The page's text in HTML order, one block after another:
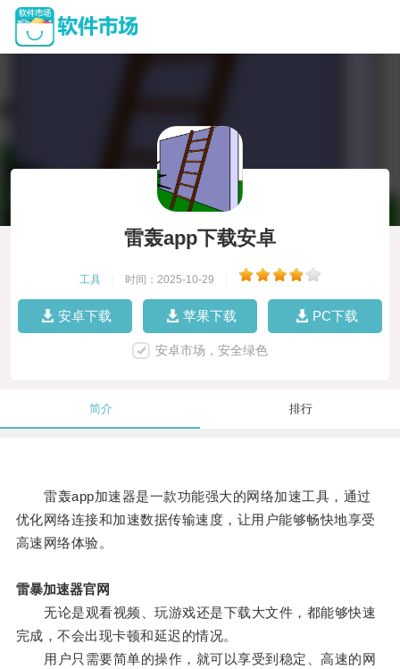
雷轰app下载安卓
工具 时间：2025-10-29
安卓下载 苹果下载 PC下载
安卓市场，安全绿色
简介 排行
雷轰app加速器是一款功能强大的网络加速工具，通过
优化网络连接和加速数据传输速度，让用户能够畅快地享受
高速网络体验。
雷暴加速器官网
无论是观看视频、玩游戏还是下载大文件，都能够快速
完成，不会出现卡顿和延迟的情况。
用户只需要简单的操作，就可以享受到稳定、高速的网